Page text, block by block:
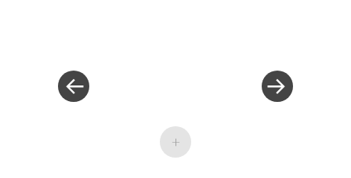
entradas
+